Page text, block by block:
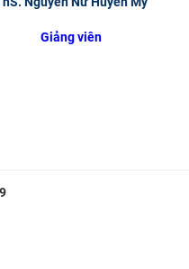
Giảng viên